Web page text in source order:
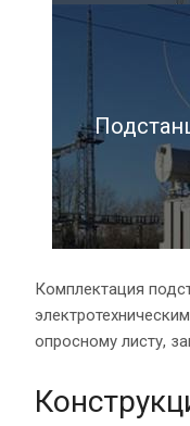
Комплектация
опросному листу,